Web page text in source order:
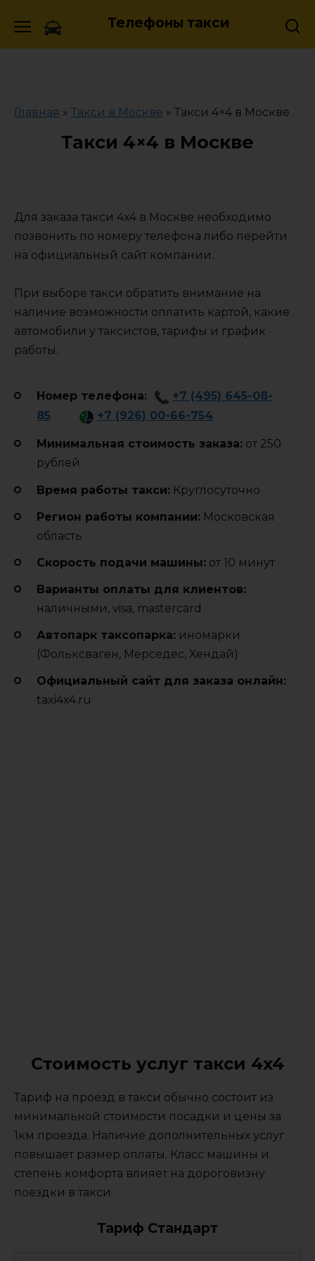
Телефоны такси
Главная » Такси в Москве » Такси 4×4 в Москве
Такси 4×4 в Москве
Для заказа такси 4x4 в Москве необходимо
позвонить по номеру телефона либо перейти
на официальный сайт компании.
При выборе такси обратить внимание на
наличие возможности оплатить картой, какие
автомобили у таксистов, тарифы и график
работы.
Номер телефона:
+7 (495) 645-08-
85
+7 (926) 00-66-754
Минимальная стоимость заказа: от 250
рублей
Время работы такси: Круглосуточно
Регион работы компании: Московская
область
Cкорость подачи машины: от 10 минут
Варианты оплаты для клиентов:
наличными, visa, mastercard
Автопарк таксопарка: иномарки
(Фольксваген, Мерседес, Хендай)
Официальный сайт для заказа онлайн:
taxi4x4.ru
Стоимость услуг такси 4x4
Тариф на проезд в такси обычно состоит из
минимальной стоимости посадки и цены за
1км проезда. Наличие дополнительных услуг
повышает размер оплаты. Класс машины и
степень комфорта влияет на дороговизну
поездки в такси.
Тариф Стандарт